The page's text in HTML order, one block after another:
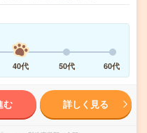
40代 50代 60代
む 詳しく見る